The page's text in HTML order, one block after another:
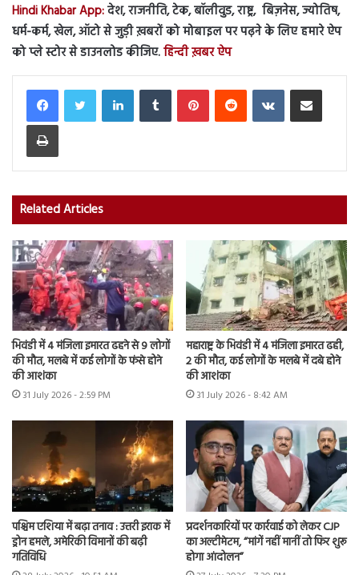
Hindi Khabar App:देश, राजनीति, टेक, बॉलीवुड, राष्ट्र, बिज़नेस, ज्योतिष,
धर्म-कर्म, खेल, ऑटो से जुड़ी ख़बरों को मोबाइल पर पढ़ने के लिए हमारे ऐप
को प्ले स्टोर से डाउनलोड कीजिए.हिन्दी ख़बर ऐप
LinkedInTumblr PinterestReddit VKontakteShare via Email
Print
Related Articles
भिवंडी में 4 मंजिला इमारत ढहने से 9 लोगों
की मौत, मलबे में कई लोगों के फंसे होने
की आशंका
31 July 2026 - 2:59 PM
महाराष्ट्र के भिवंडी में 4 मंजिला इमारत ढही,
2 की मौत, कई लोगों के मलबे में दबे होने
की आशंका
31 July 2026 - 8:42 AM
पश्चिम एशिया में बढ़ा तनाव : उत्तरी इराक में
ड्रोन हमले, अमेरिकी विमानों की बढ़ी
गतिविधि
प्रदर्शनकारियों पर कार्रवाई को लेकर CJP
का अल्टीमेटम, “मांगें नहीं मानीं तो फिर शुरू
होगा आंदोलन”